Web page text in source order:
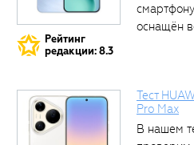
Рейтинг
редакции: 8.3
оснащён
Тест
Pro Max
В нашем